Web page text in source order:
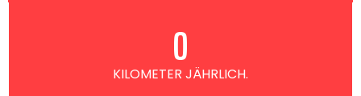
KILOMETER JÄHRLICH.
0